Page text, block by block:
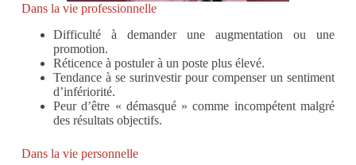
Dans la vie professionnelle
Difficulté à demander une augmentation ou une
promotion.
Réticence à postuler à un poste plus élevé.
Tendance à se surinvestir pour compenser un sentiment
d’infériorité.
Peur d’être « démasqué » comme incompétent malgré
des résultats objectifs.
Dans la vie personnelle